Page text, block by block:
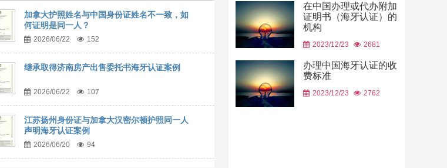
加拿大护照姓名与中国身份证姓名不一致，如
何证明是同一人？
2026/06/22 152
继承取得济南房产出售委托书海牙认证案例
2026/06/22 107
江苏扬州身份证与加拿大汉密尔顿护照同一人
声明海牙认证案例
2026/06/20 94
在中国办理或代办附加
证明书（海牙认证）的
机构
2023/12/23 2681
办理中国海牙认证的收
费标准
2023/12/23 2762